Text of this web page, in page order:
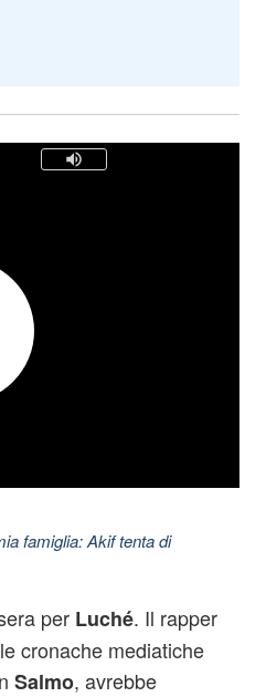
famiglia: Akif tenta di
per Luché. Il rapper
cronache mediatiche
Salmo, avrebbe